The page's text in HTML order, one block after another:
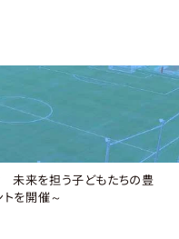
ラウンド
来を担う子どもたちの豊
を開催～